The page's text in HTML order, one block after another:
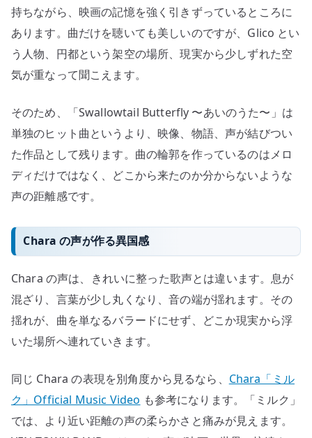
持ちながら、映画の記憶を強く引きずっているところに
あります。曲だけを聴いても美しいのですが、Glico とい
う人物、円都という架空の場所、現実から少しずれた空
気が重なって聞こえます。
そのため、「Swallowtail Butterfly 〜あいのうた〜」は
単独のヒット曲というより、映像、物語、声が結びつい
た作品として残ります。曲の輪郭を作っているのはメロ
ディだけではなく、どこから来たのか分からないような
声の距離感です。
Chara の声が作る異国感
Chara の声は、きれいに整った歌声とは違います。息が
混ざり、言葉が少し丸くなり、音の端が揺れます。その
揺れが、曲を単なるバラードにせず、どこか現実から浮
いた場所へ連れていきます。
同じ Chara の表現を別角度から見るなら、 Chara「ミル
ク」Official Music Video も参考になります。「ミルク」
では、より近い距離の声の柔らかさと痛みが見えます。